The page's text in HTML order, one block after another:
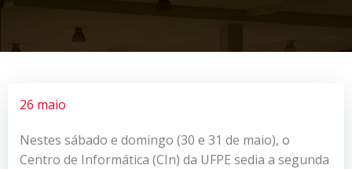
26 maio
Nestes sábado e domingo (30 e 31 de maio), o
Centro de Informática (CIn) da UFPE sedia a segunda